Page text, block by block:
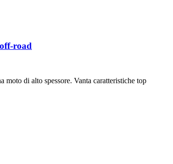
road
di alto spessore. Vanta caratteristiche top